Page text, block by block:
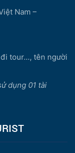
Nam –
tour..., tên người
dụng 01 tài